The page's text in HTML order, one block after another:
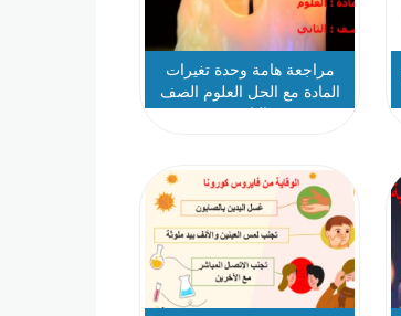
مراجعة هامة وحدة تغيرات
المادة مع الحل العلوم الصف
الثاني